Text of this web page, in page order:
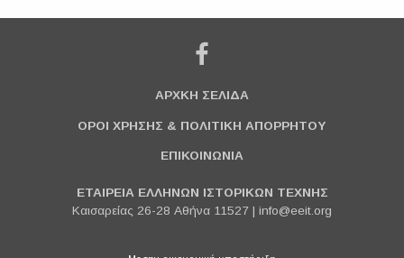
ΑΡΧΚΗ ΣΕΛΙΔΑ
ΟΡΟΙ ΧΡΗΣΗΣ & ΠΟΛΙΤΙΚΗ ΑΠΟΡΡΗΤΟΥ
ΕΠΙΚΟΙΝΩΝΙΑ
ΕΤΑΙΡΕΙΑ ΕΛΛΗΝΩΝ ΙΣΤΟΡΙΚΩΝ ΤΕΧΝΗΣ
Καισαρείας 26-28 Αθήνα 11527 | info@eeit.org